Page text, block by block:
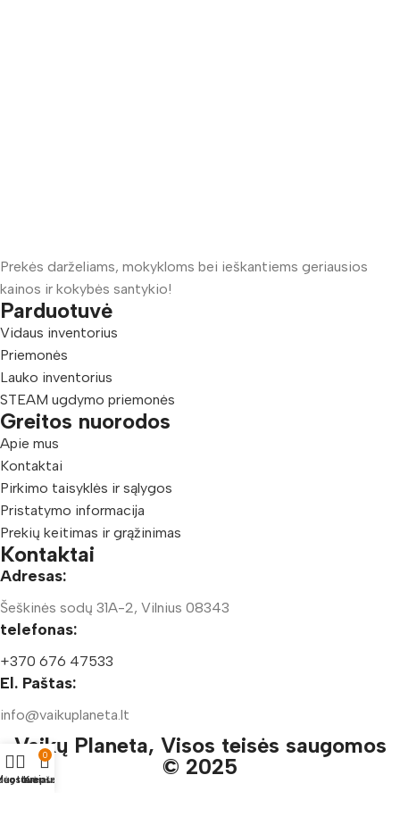
Prekės darželiams, mokykloms bei ieškantiems geriausios
kainos ir kokybės santykio!
Parduotuvė
Vidaus inventorius
Priemonės
Lauko inventorius
STEAM ugdymo priemonės
Greitos nuorodos
Apie mus
Kontaktai
Pirkimo taisyklės ir sąlygos
Pristatymo informacija
Prekių keitimas ir grąžinimas
Kontaktai
Adresas:
Šeškinės sodų 31A-2, Vilnius 08343
telefonas:
+370 676 47533
El. Paštas:
info@vaikuplaneta.lt
Vaikų Planeta, Visos teisės saugomos
© 2025
0
Krepšelis